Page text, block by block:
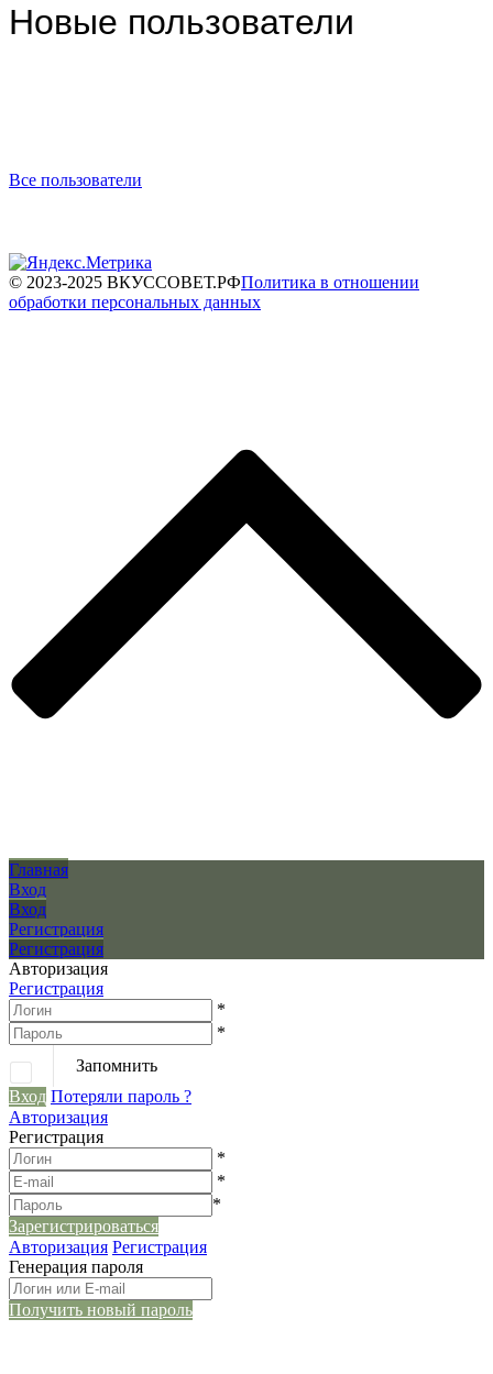
Новые пользователи
Все пользователи
© 2023-2025 ВКУССОВЕТ.РФПолитика в отношении
обработки персональных данных
Главная
Вход
Вход
Регистрация
Регистрация
Авторизация
Регистрация
*
*
Запомнить
Вход Потеряли пароль ?
Авторизация
Регистрация
*
*
*
Зарегистрироваться
Авторизация Регистрация
Генерация пароля
Получить новый пароль